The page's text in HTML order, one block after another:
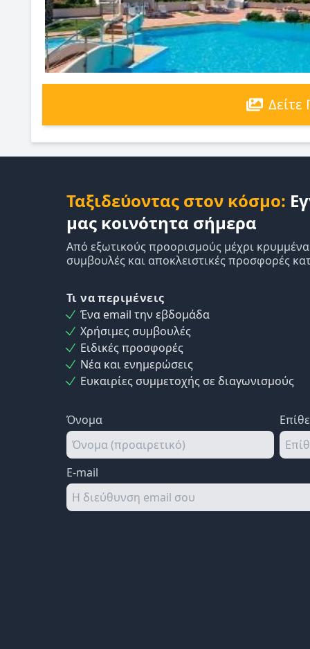
Δείτε
Ταξιδεύοντας στον κόσμο:
μας κοινότητα σήμερα
Από εξωτικούς προορισμούς μέχρι κρυμμένα
συμβουλές και αποκλειστικές προσφορές
Τι να περιμένεις
Ένα email την εβδομάδα
Χρήσιμες συμβουλές
Ειδικές προσφορές
Νέα και ενημερώσεις
Ευκαιρίες συμμετοχής σε διαγωνισμούς
Όνομα
E-mail